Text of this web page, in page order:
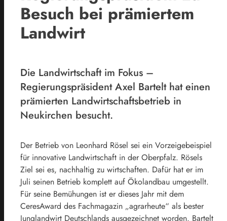
Besuch bei prämiertem
Landwirt
Die Landwirtschaft im Fokus –
Regierungspräsident Axel Bartelt hat einen
prämierten Landwirtschaftsbetrieb in
Neukirchen besucht.
Der Betrieb von Leonhard Rösel sei ein Vorzeigebeispiel
für innovative Landwirtschaft in der Oberpfalz. Rösels
Ziel sei es, nachhaltig zu wirtschaften. Dafür hat er im
Juli seinen Betrieb komplett auf Ökolandbau umgestellt.
Für seine Bemühungen ist er dieses Jahr mit dem
CeresAward des Fachmagazin „agrarheute“ als bester
Junglandwirt Deutschlands ausgezeichnet worden. Bartelt